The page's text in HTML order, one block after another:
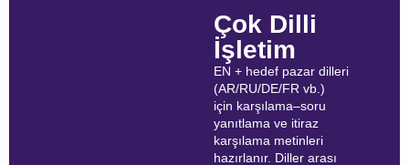
Çok Dilli
İşletim
EN + hedef pazar dilleri
(AR/RU/DE/FR vb.)
için karşılama–soru
yanıtlama ve itiraz
karşılama metinleri
hazırlanır. Diller arası